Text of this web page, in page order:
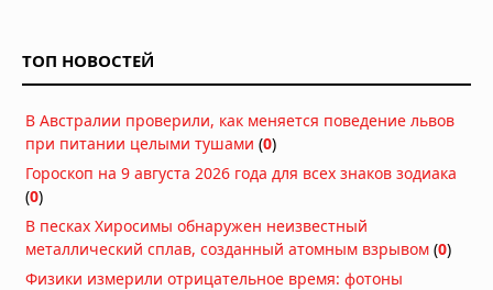
ТОП НОВОСТЕЙ
В Австралии проверили, как меняется поведение львов
при питании целыми тушами (0)
Гороскоп на 9 августа 2026 года для всех знаков зодиака
(0)
В песках Хиросимы обнаружен неизвестный
металлический сплав, созданный атомным взрывом (0)
Физики измерили отрицательное время: фотоны